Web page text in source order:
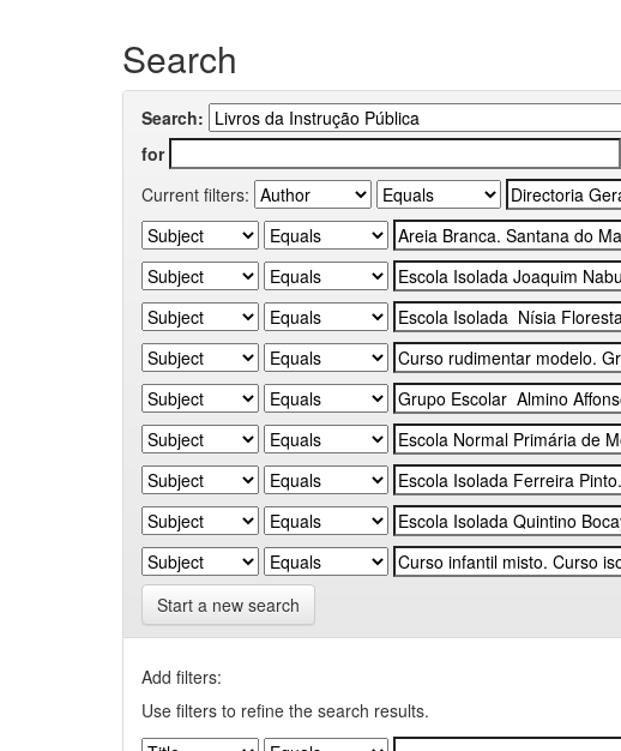
Search
Search:
for
Current filters:
Start a new search
Add filters:
Use filters to refine the search results.